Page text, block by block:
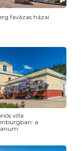
favázas házai
villa
a